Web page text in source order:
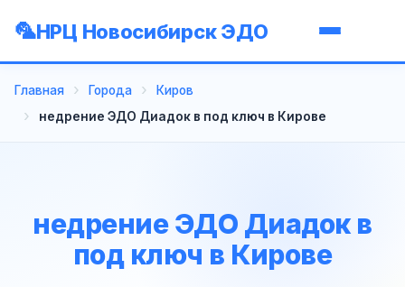
НРЦ Новосибирск ЭДО
Главная Города
Киров
недрение ЭДО Диадок в под ключ в Кирове
недрение ЭДО Диадок в
под ключ в Кирове